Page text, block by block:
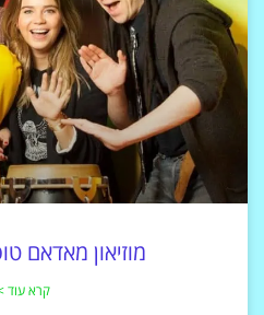
מוזיאון מאדאם
קרא עוד